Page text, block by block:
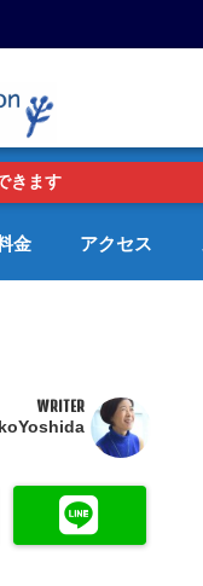
きます
金 アクセス
WRITER